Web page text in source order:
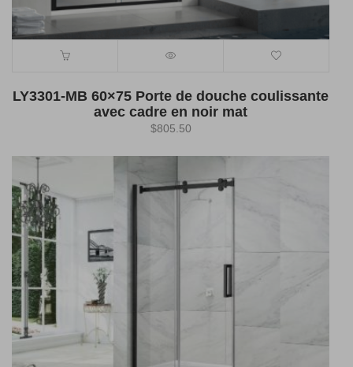
LY3301-MB 60×75 Porte de douche coulissante
avec cadre en noir mat
$805.50